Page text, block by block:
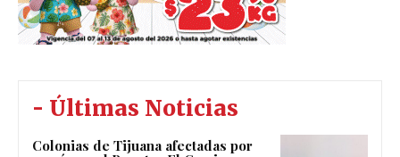
- Últimas Noticias
Colonias de Tijuana afectadas por